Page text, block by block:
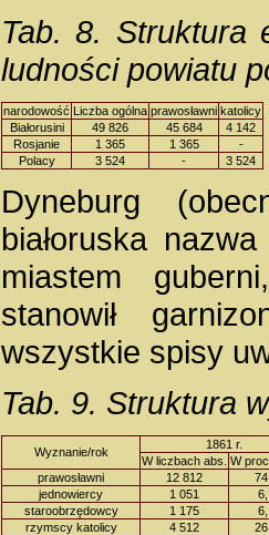
Tab. 8. Struktura
ludności powiatu
narodowość Liczba ogólna prawosławni katolicy
Białorusini
49 826 45 684
4 142
Rosjanie
1 365 1 365
-
Polacy
3 524 - 3 524
Dyneburg
białoruska
miastem
stanowił
wszystkie spisy
Tab. 9. Struktura
Wyznanie/rok
1861 r.
W liczbach abs. W
prawosławni
12 812
jednowiercy
1 051
staroobrzędowcy
1 175
rzymscy katolicy
4 512